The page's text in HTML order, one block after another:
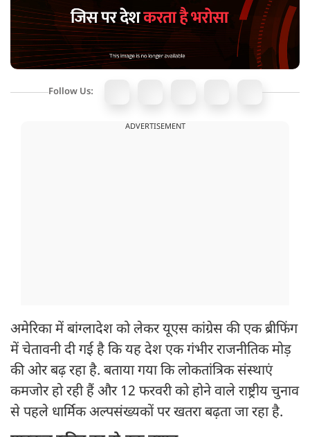
Follow Us:
ADVERTISEMENT
अमेरिका में बांग्लादेश को लेकर यूएस कांग्रेस की एक ब्रीफिंग
में चेतावनी दी गई है कि यह देश एक गंभीर राजनीतिक मोड़
की ओर बढ़ रहा है. बताया गया कि लोकतांत्रिक संस्थाएं
कमजोर हो रही हैं और 12 फरवरी को होने वाले राष्ट्रीय चुनाव
से पहले धार्मिक अल्पसंख्यकों पर खतरा बढ़ता जा रहा है.